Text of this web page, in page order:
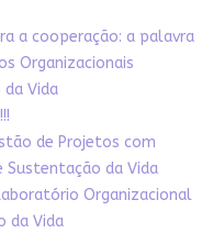
a cooperação: a palavra
Organizacionais
Vida
de Projetos com
Sustentação da Vida
Organizacional
da Vida